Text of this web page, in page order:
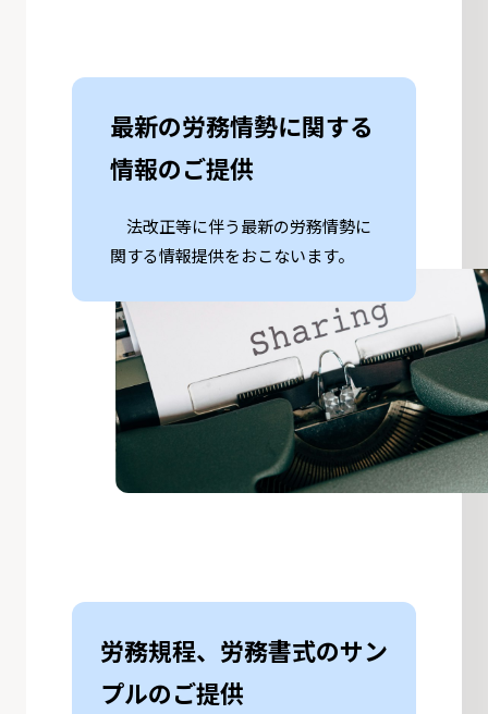
最新の労務情勢に関する
情報のご提供
法改正等に伴う最新の労務情勢に
関する情報提供をおこないます。
労務規程、労務書式のサン
プルのご提供